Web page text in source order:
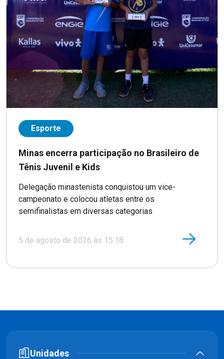
Esporte
Minas encerra participação no Brasileiro de
Tênis Juvenil e Kids
Delegação minastenista conquistou um vice-
campeonato e colocou atletas entre os
semifinalistas em diversas categorias
5 de agosto de 2026 às 15:18
Unidades